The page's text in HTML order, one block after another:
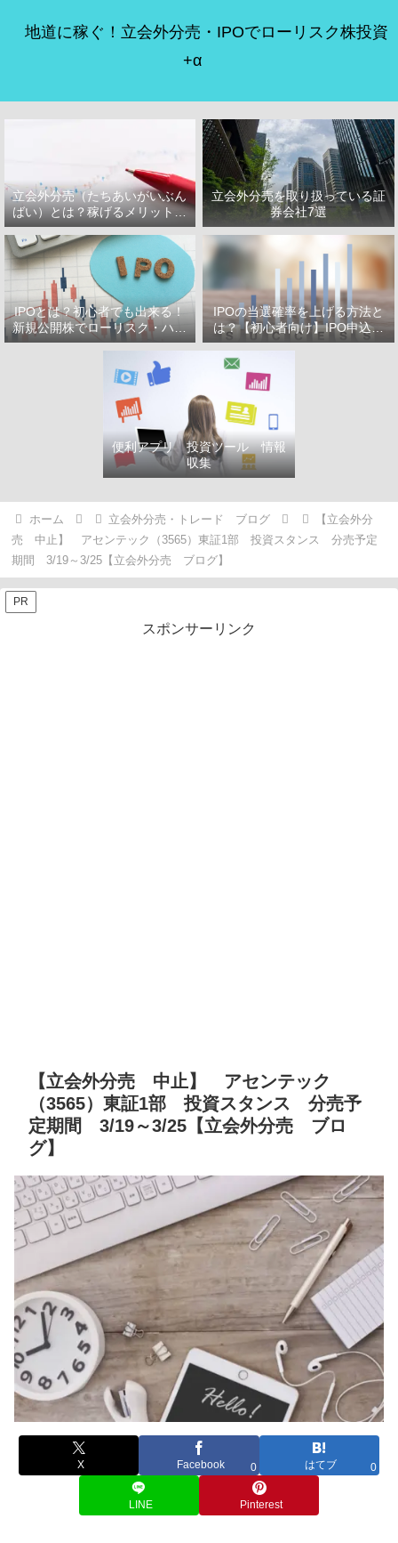
地道に稼ぐ！立会外分売・IPOでローリスク株投資
+α
立会外分売（たちあいがいぶん
ばい）とは？稼げるメリット・
デメリット
立会外分売を取り扱っている証
券会社7選
IPOとは？初心者でも出来る！
新規公開株でローリスク・ハイ
リターン投資をはじめよう！
IPOの当選確率を上げる方法と
は？【初心者向け】IPO申込で
選ぶべき証券会社
便利アプリ 投資ツール 情報
収集
ホーム 立会外分売・トレード ブログ
【立会外分
売 中止】 アセンテック（3565）東証1部 投資スタンス 分売予定
期間 3/19～3/25【立会外分売 ブログ】
PR
スポンサーリンク
【立会外分売 中止】 アセンテック
（3565）東証1部 投資スタンス 分売予
定期間 3/19～3/25【立会外分売 ブロ
グ】
X Facebook 0 はてブ 0
LINE Pinterest